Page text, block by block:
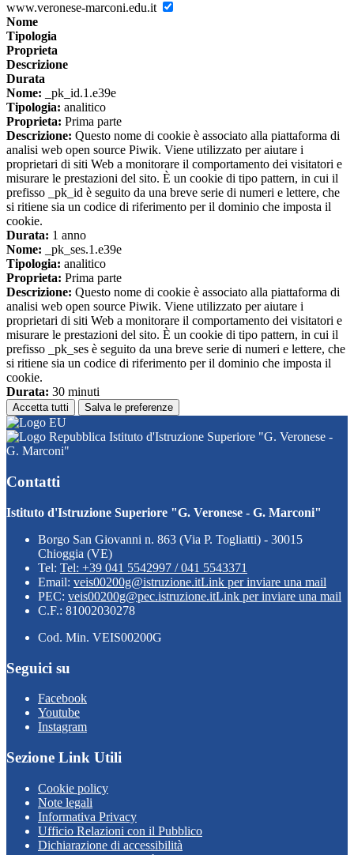
www.veronese-marconi.edu.it
Nome
Tipologia
Proprieta
Descrizione
Durata
Nome: _pk_id.1.e39e
Tipologia: analitico
Proprieta: Prima parte
Descrizione: Questo nome di cookie è associato alla piattaforma di
analisi web open source Piwik. Viene utilizzato per aiutare i
proprietari di siti Web a monitorare il comportamento dei visitatori e
misurare le prestazioni del sito. È un cookie di tipo pattern, in cui il
prefisso _pk_id è seguito da una breve serie di numeri e lettere, che
si ritiene sia un codice di riferimento per il dominio che imposta il
cookie.
Durata: 1 anno
Nome: _pk_ses.1.e39e
Tipologia: analitico
Proprieta: Prima parte
Descrizione: Questo nome di cookie è associato alla piattaforma di
analisi web open source Piwik. Viene utilizzato per aiutare i
proprietari di siti Web a monitorare il comportamento dei visitatori e
misurare le prestazioni del sito. È un cookie di tipo pattern, in cui il
prefisso _pk_ses è seguito da una breve serie di numeri e lettere, che
si ritiene sia un codice di riferimento per il dominio che imposta il
cookie.
Durata: 30 minuti
Accetta tutti Salva le preferenze
Istituto d'Istruzione Superiore "G. Veronese -
G. Marconi"
Contatti
Istituto d'Istruzione Superiore "G. Veronese - G. Marconi"
Borgo San Giovanni n. 863 (Via P. Togliatti) - 30015
Chioggia (VE)
Tel: Tel: +39 041 5542997 / 041 5543371
Email: veis00200g@istruzione.itLink per inviare una mail
PEC: veis00200g@pec.istruzione.itLink per inviare una mail
C.F.: 81002030278
Cod. Min. VEIS00200G
Seguici su
Facebook
Youtube
Instagram
Sezione Link Utili
Cookie policy
Note legali
Informativa Privacy
Ufficio Relazioni con il Pubblico
Dichiarazione di accessibilità